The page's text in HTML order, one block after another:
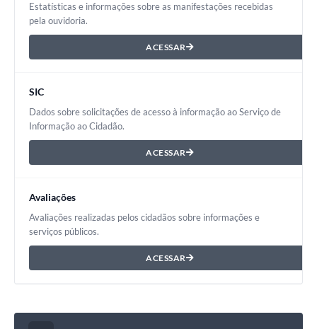
Estatísticas e informações sobre as manifestações recebidas
pela ouvidoria.
ACESSAR
SIC
Dados sobre solicitações de acesso à informação ao Serviço de
Informação ao Cidadão.
ACESSAR
Avaliações
Avaliações realizadas pelos cidadãos sobre informações e
serviços públicos.
ACESSAR